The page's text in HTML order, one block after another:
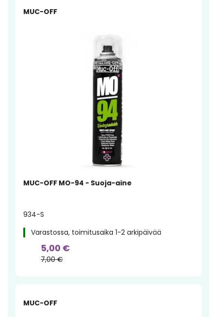
MUC-OFF
MUC-OFF MO-94 - Suoja-aine
934-S
Varastossa, toimitusaika 1-2 arkipäivää
5,00 €
7,00 €
MUC-OFF